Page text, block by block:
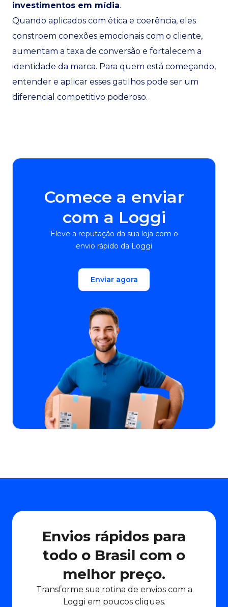
investimentos em mídia.
Quando aplicados com ética e coerência, eles
constroem conexões emocionais com o cliente,
aumentam a taxa de conversão e fortalecem a
identidade da marca. Para quem está começando,
entender e aplicar esses gatilhos pode ser um
diferencial competitivo poderoso.
Comece a enviar
com a Loggi
Eleve a reputação da sua loja com o
envio rápido da Loggi
Enviar agora
Envios rápidos para
todo o Brasil com o
melhor preço.
Transforme sua rotina de envios com a
Loggi em poucos cliques.